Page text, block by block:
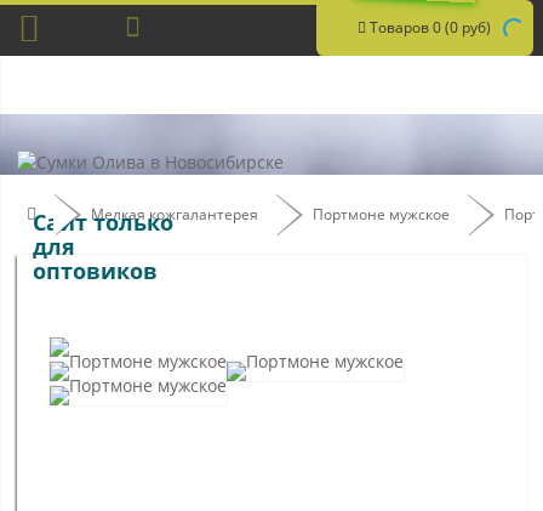
Товаров 0 (0 руб)
Сайт только
для
оптовиков
Мелкая кожгалантерея Портмоне мужское